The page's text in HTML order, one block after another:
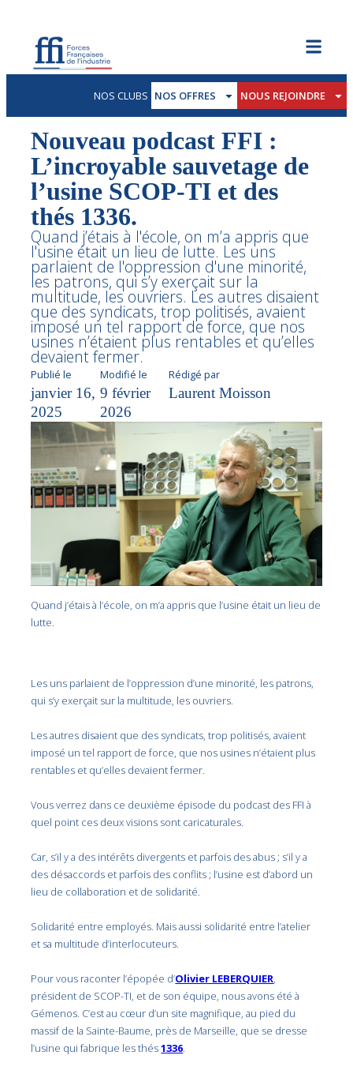
NOS CLUBS NOS OFFRES NOUS REJOINDRE
Nouveau podcast FFI :
L’incroyable sauvetage de
l’usine SCOP-TI et des
thés 1336.
Quand j’étais à l'école, on m’a appris que
l'usine était un lieu de lutte. Les uns
parlaient de l'oppression d'une minorité,
les patrons, qui s’y exerçait sur la
multitude, les ouvriers. Les autres disaient
que des syndicats, trop politisés, avaient
imposé un tel rapport de force, que nos
usines n’étaient plus rentables et qu’elles
devaient fermer.
Publié le
janvier 16,
2025
Modifié le
9 février
2026
Rédigé par
Laurent Moisson
Quand j’étais à l’école, on m’a appris que l’usine était un lieu de
lutte.
Les uns parlaient de l’oppression d’une minorité, les patrons,
qui s’y exerçait sur la multitude, les ouvriers.
Les autres disaient que des syndicats, trop politisés, avaient
imposé un tel rapport de force, que nos usines n’étaient plus
rentables et qu’elles devaient fermer.
Vous verrez dans ce deuxième épisode du podcast des FFI à
quel point ces deux visions sont caricaturales.
Car, s’il y a des intérêts divergents et parfois des abus ; s’il y a
des désaccords et parfois des conflits ; l’usine est d’abord un
lieu de collaboration et de solidarité.
Solidarité entre employés. Mais aussi solidarité entre l’atelier
et sa multitude d’interlocuteurs.
Pour vous raconter l’épopée d’Olivier LEBERQUIER,
président de SCOP-TI, et de son équipe, nous avons été à
Gémenos. C’est au cœur d’un site magnifique, au pied du
massif de la Sainte-Baume, près de Marseille, que se dresse
l’usine qui fabrique les thés1336.